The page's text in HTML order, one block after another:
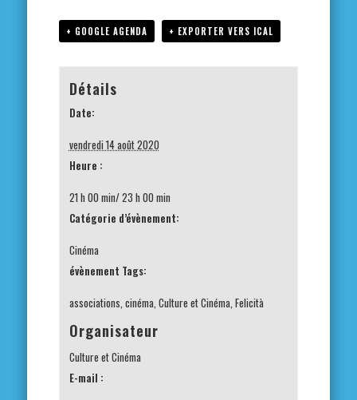
+ GOOGLE AGENDA + EXPORTER VERS ICAL
Détails
Date:
vendredi 14 août 2020
Heure :
21 h 00 min/ 23 h 00 min
Catégorie d’évènement:
Cinéma
évènement Tags:
associations cinéma Culture et Cinéma Felicità
Organisateur
Culture et Cinéma
E-mail :